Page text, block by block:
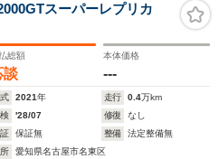
スーパーレプリカ
総額
談
本体価格
---
2021年 走行 0.4万km
'28/07 修復
なし
保証無 整備
法定整備無
愛知県名古屋市名東区